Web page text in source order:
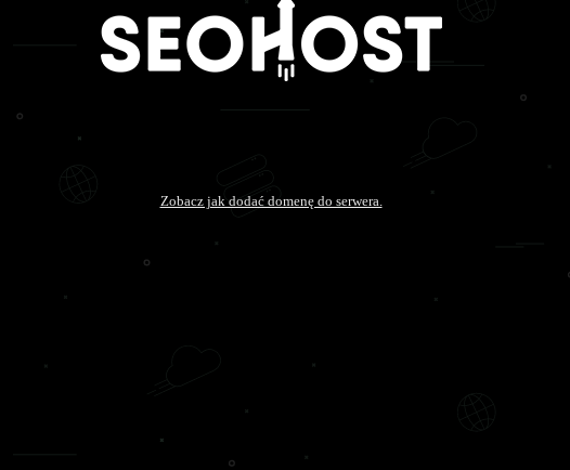
Zobacz jak dodać domenę do serwera.